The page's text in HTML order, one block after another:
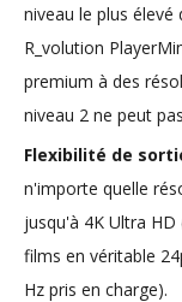
niveau le plus
R_volution
premium à des
niveau 2 ne peut
Flexibilité de
n'importe quelle
jusqu'à 4K Ultra
films en véritable
Hz pris en charge).